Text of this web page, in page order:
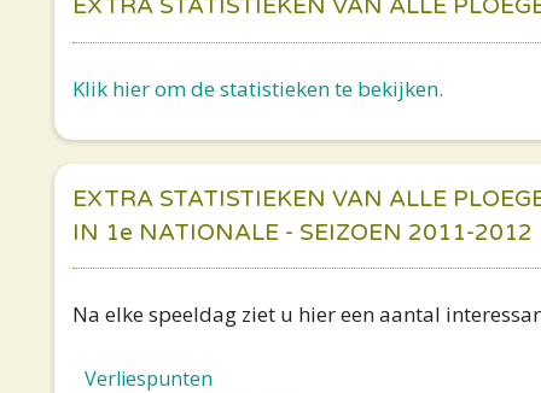
EXTRA STATISTIEKEN VAN ALLE
Klik hier om de statistieken te bekijken.
EXTRA STATISTIEKEN VAN ALLE
IN 1e NATIONALE - SEIZOEN 2011-2012
Na elke speeldag ziet u hier een aantal
Verliespunten